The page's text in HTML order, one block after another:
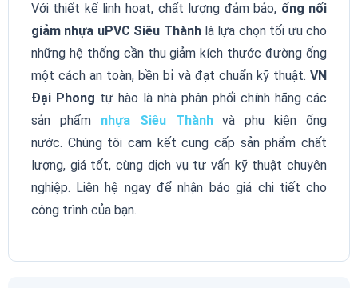
Với thiết kế linh hoạt, chất lượng đảm bảo, ống nối
giảm nhựa uPVC Siêu Thànhlà lựa chọn tối ưu cho
những hệ thống cần thu giảm kích thước đường ống
một cách an toàn, bền bỉ và đạt chuẩn kỹ thuật.VN
Đại Phong tự hào là nhà phân phối chính hãng các
sản phẩm nhựa Siêu Thànhvà phụ kiện ống
nước. Chúng tôi cam kết cung cấp sản phẩm chất
lượng, giá tốt, cùng dịch vụ tư vấn kỹ thuật chuyên
nghiệp. Liên hệ ngay để nhận báo giá chi tiết cho
công trình của bạn.